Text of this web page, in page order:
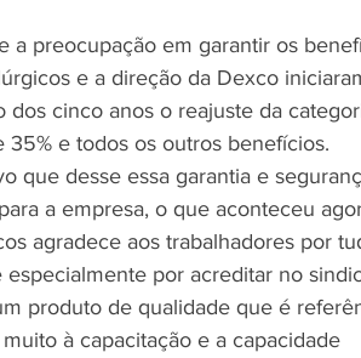
a preocupação em garantir os
e a direção da Dexco
cinco anos o reajuste da
e todos os outros benefícios.
que desse essa garantia e
a empresa, o que aconteceu
agradece aos trabalhadores por
por acreditar no
produto de qualidade que é
à capacitação e a capacidade